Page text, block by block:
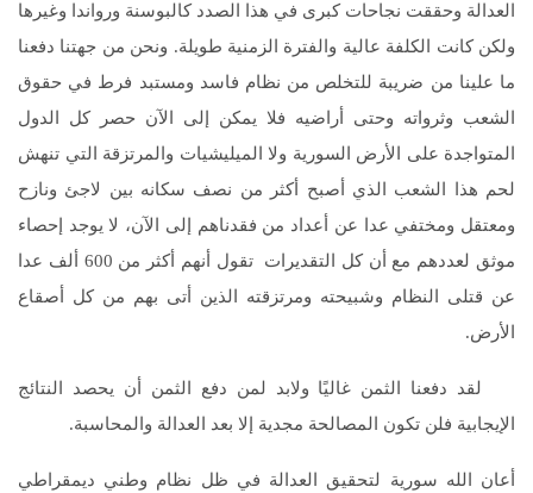
العدالة وحققت نجاحات كبرى في هذا الصدد كالبوسنة ورواندا وغيرها
ولكن كانت الكلفة عالية والفترة الزمنية طويلة. ونحن من جهتنا دفعنا
ما علينا من ضريبة للتخلص من نظام فاسد ومستبد فرط في حقوق
الشعب وثرواته وحتى أراضيه فلا يمكن إلى الآن حصر كل الدول
المتواجدة على الأرض السورية ولا الميليشيات والمرتزقة التي تنهش
لحم هذا الشعب الذي أصبح أكثر من نصف سكانه بين لاجئ ونازح
ومعتقل ومختفي عدا عن أعداد من فقدناهم إلى الآن، لا يوجد إحصاء
موثق لعددهم مع أن كل التقديرات تقول أنهم أكثر من 600 ألف عدا
عن قتلى النظام وشبيحته ومرتزقته الذين أتى بهم من كل أصقاع
الأرض.
لقد دفعنا الثمن غاليًا ولابد لمن دفع الثمن أن يحصد النتائج
الإيجابية فلن تكون المصالحة مجدية إلا بعد العدالة والمحاسبة.
أعان الله سورية لتحقيق العدالة في ظل نظام وطني ديمقراطي